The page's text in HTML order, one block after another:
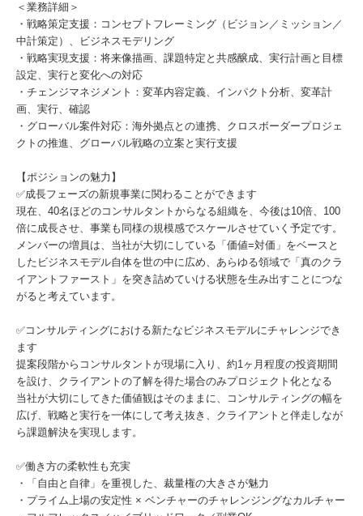
＜業務詳細＞
・戦略策定支援：コンセプトフレーミング（ビジョン／ミッション／
中計策定）、ビジネスモデリング
・戦略実現支援：将来像描画、課題特定と共感醸成、実行計画と目標
設定、実行と変化への対応
・チェンジマネジメント：変革内容定義、インパクト分析、変革計
画、実行、確認
・グローバル案件対応：海外拠点との連携、クロスボーダープロジェ
クトの推進、グローバル戦略の立案と実行支援
【ポジションの魅力】
✅成長フェーズの新規事業に関わることができます
現在、40名ほどのコンサルタントからなる組織を、今後は10倍、100
倍に成長させ、事業も同様の規模感でスケールさせていく予定です。
メンバーの増員は、当社が大切にしている「価値=対価」をベースと
したビジネスモデル自体を世の中に広め、あらゆる領域で「真のクラ
イアントファースト」を突き詰めていける状態を生み出すことにつな
がると考えています。
✅コンサルティングにおける新たなビジネスモデルにチャレンジでき
ます
提案段階からコンサルタントが現場に入り、約1ヶ月程度の投資期間
を設け、クライアントの了解を得た場合のみプロジェクト化となる
当社が大切にしてきた価値観はそのままに、コンサルティングの幅を
広げ、戦略と実行を一体にして考え抜き、クライアントと伴走しなが
ら課題解決を実現します。
✅働き方の柔軟性も充実
・「自由と自律」を重視した、裁量権の大きさが魅力
・プライム上場の安定性 × ベンチャーのチャレンジングなカルチャー